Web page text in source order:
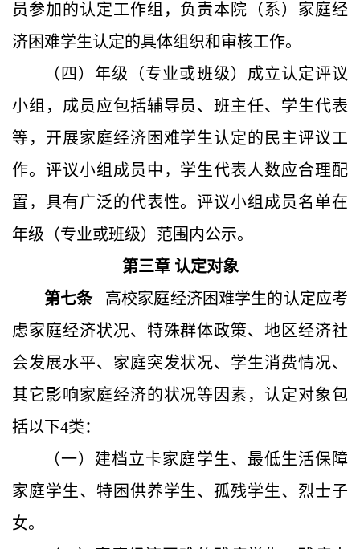
员参加的认定工作组，负责本院（系）家庭经
济困难学生认定的具体组织和审核工作。
（四）年级
（专业或班级） 成立认定评议
小组，成员应包括辅导员、班主任、学生代表
等，开展家庭经济困难学生认定的民主评议工
作。评议小组成员中，学生代表人数应合理配
置，具有广泛的代表性。评议小组成员名单在
年级 （专业或班级） 范围内公示。
第三章 认定对象
第七条
高校家庭经济困难学生的认定应考
虑家庭经济状况、特殊群体政策、地区经济社
会发展水平、家庭突发状况、学生消费情况、
其它影响家庭经济的状况等因素，认定对象包
括以下4类：
（一）建档立卡家庭学生、最低生活保障
家庭学生、特困供养学生、孤残学生、烈士子
女。